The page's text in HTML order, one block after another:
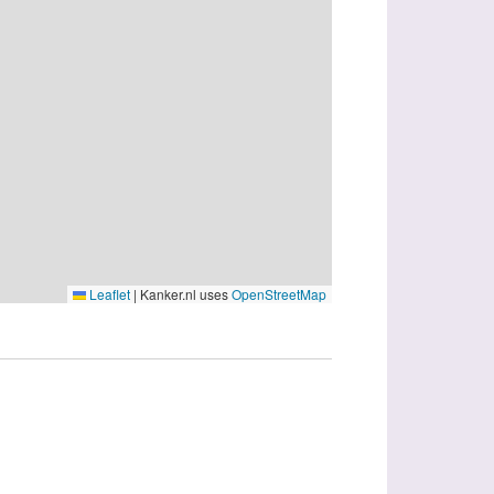
Leaflet | Kanker.nl usesOpenStreetMap